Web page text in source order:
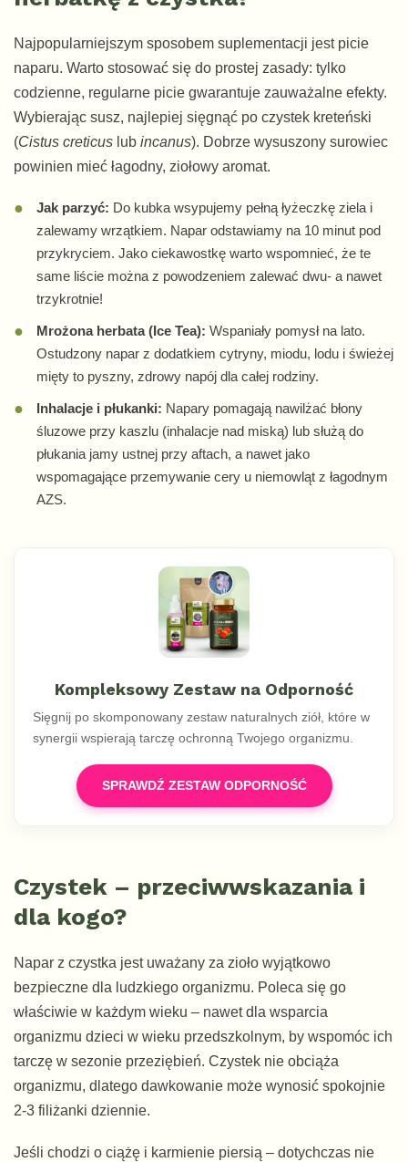
Najpopularniejszym sposobem suplementacji jest picie
naparu. Warto stosować się do prostej zasady: tylko
codzienne, regularne picie gwarantuje zauważalne efekty.
Wybierając susz, najlepiej sięgnąć po czystek kreteński
(Cistus creticus lub incanus). Dobrze wysuszony surowiec
powinien mieć łagodny, ziołowy aromat.
Jak parzyć: Do kubka wsypujemy pełną łyżeczkę ziela i
zalewamy wrzątkiem. Napar odstawiamy na 10 minut pod
przykryciem. Jako ciekawostkę warto wspomnieć, że te
same liście można z powodzeniem zalewać dwu- a nawet
trzykrotnie!
Mrożona herbata (Ice Tea): Wspaniały pomysł na lato.
Ostudzony napar z dodatkiem cytryny, miodu, lodu i świeżej
mięty to pyszny, zdrowy napój dla całej rodziny.
Inhalacje i płukanki: Napary pomagają nawilżać błony
śluzowe przy kaszlu (inhalacje nad miską) lub służą do
płukania jamy ustnej przy aftach, a nawet jako
wspomagające przemywanie cery u niemowląt z łagodnym
AZS.
Kompleksowy Zestaw na Odporność
Sięgnij po skomponowany zestaw naturalnych ziół, które w
synergii wspierają tarczę ochronną Twojego organizmu.
SPRAWDŹ ZESTAW ODPORNOŚĆ
Czystek – przeciwwskazania i
dla kogo?
Napar z czystka jest uważany za zioło wyjątkowo
bezpieczne dla ludzkiego organizmu. Poleca się go
właściwie w każdym wieku – nawet dla wsparcia
organizmu dzieci w wieku przedszkolnym, by wspomóc ich
tarczę w sezonie przeziębień. Czystek nie obciąża
organizmu, dlatego dawkowanie może wynosić spokojnie
2-3 filiżanki dziennie.
Jeśli chodzi o ciążę i karmienie piersią – dotychczas nie